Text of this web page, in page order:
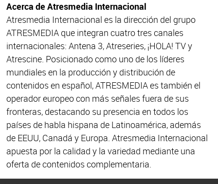
Acerca de Atresmedia Internacional
Atresmedia Internacional es la dirección del grupo
ATRESMEDIA que integran cuatro tres canales
internacionales: Antena 3, Atreseries, ¡HOLA! TV y
Atrescine. Posicionado como uno de los líderes
mundiales en la producción y distribución de
contenidos en español, ATRESMEDIA es también el
operador europeo con más señales fuera de sus
fronteras, destacando su presencia en todos los
países de habla hispana de Latinoamérica, además
de EEUU, Canadá y Europa. Atresmedia Internacional
apuesta por la calidad y la variedad mediante una
oferta de contenidos complementaria.